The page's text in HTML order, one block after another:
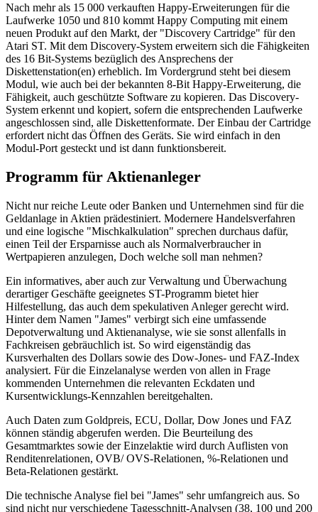
Nach mehr als 15 000 verkauften Happy-Erweiterungen für die
Laufwerke 1050 und 810 kommt Happy Computing mit einem
neuen Produkt auf den Markt, der "Discovery Cartridge" für den
Atari ST. Mit dem Discovery-System erweitern sich die Fähigkeiten
des 16 Bit-Systems bezüglich des Ansprechens der
Diskettenstation(en) erheblich. Im Vordergrund steht bei diesem
Modul, wie auch bei der bekannten 8-Bit Happy-Erweiterung, die
Fähigkeit, auch geschützte Software zu kopieren. Das Discovery-
System erkennt und kopiert, sofern die entsprechenden Laufwerke
angeschlossen sind, alle Diskettenformate. Der Einbau der Cartridge
erfordert nicht das Öffnen des Geräts. Sie wird einfach in den
Modul-Port gesteckt und ist dann funktionsbereit.
Programm für Aktienanleger
Nicht nur reiche Leute oder Banken und Unternehmen sind für die
Geldanlage in Aktien prädestiniert. Modernere Handelsverfahren
und eine logische "Mischkalkulation" sprechen durchaus dafür,
einen Teil der Ersparnisse auch als Normalverbraucher in
Wertpapieren anzulegen, Doch welche soll man nehmen?
Ein informatives, aber auch zur Verwaltung und Überwachung
derartiger Geschäfte geeignetes ST-Programm bietet hier
Hilfestellung, das auch dem spekulativen Anleger gerecht wird.
Hinter dem Namen "James" verbirgt sich eine umfassende
Depotverwaltung und Aktienanalyse, wie sie sonst allenfalls in
Fachkreisen gebräuchlich ist. So wird eigenständig das
Kursverhalten des Dollars sowie des Dow-Jones- und FAZ-Index
analysiert. Für die Einzelanalyse werden von allen in Frage
kommenden Unternehmen die relevanten Eckdaten und
Kursentwicklungs-Kennzahlen bereitgehalten.
Auch Daten zum Goldpreis, ECU, Dollar, Dow Jones und FAZ
können ständig abgerufen werden. Die Beurteilung des
Gesamtmarktes sowie der Einzelaktie wird durch Auflisten von
Renditenrelationen, OVB/ OVS-Relationen, %-Relationen und
Beta-Relationen gestärkt.
Die technische Analyse fiel bei "James" sehr umfangreich aus. So
sind nicht nur verschiedene Tagesschnitt-Analysen (38, 100 und 200